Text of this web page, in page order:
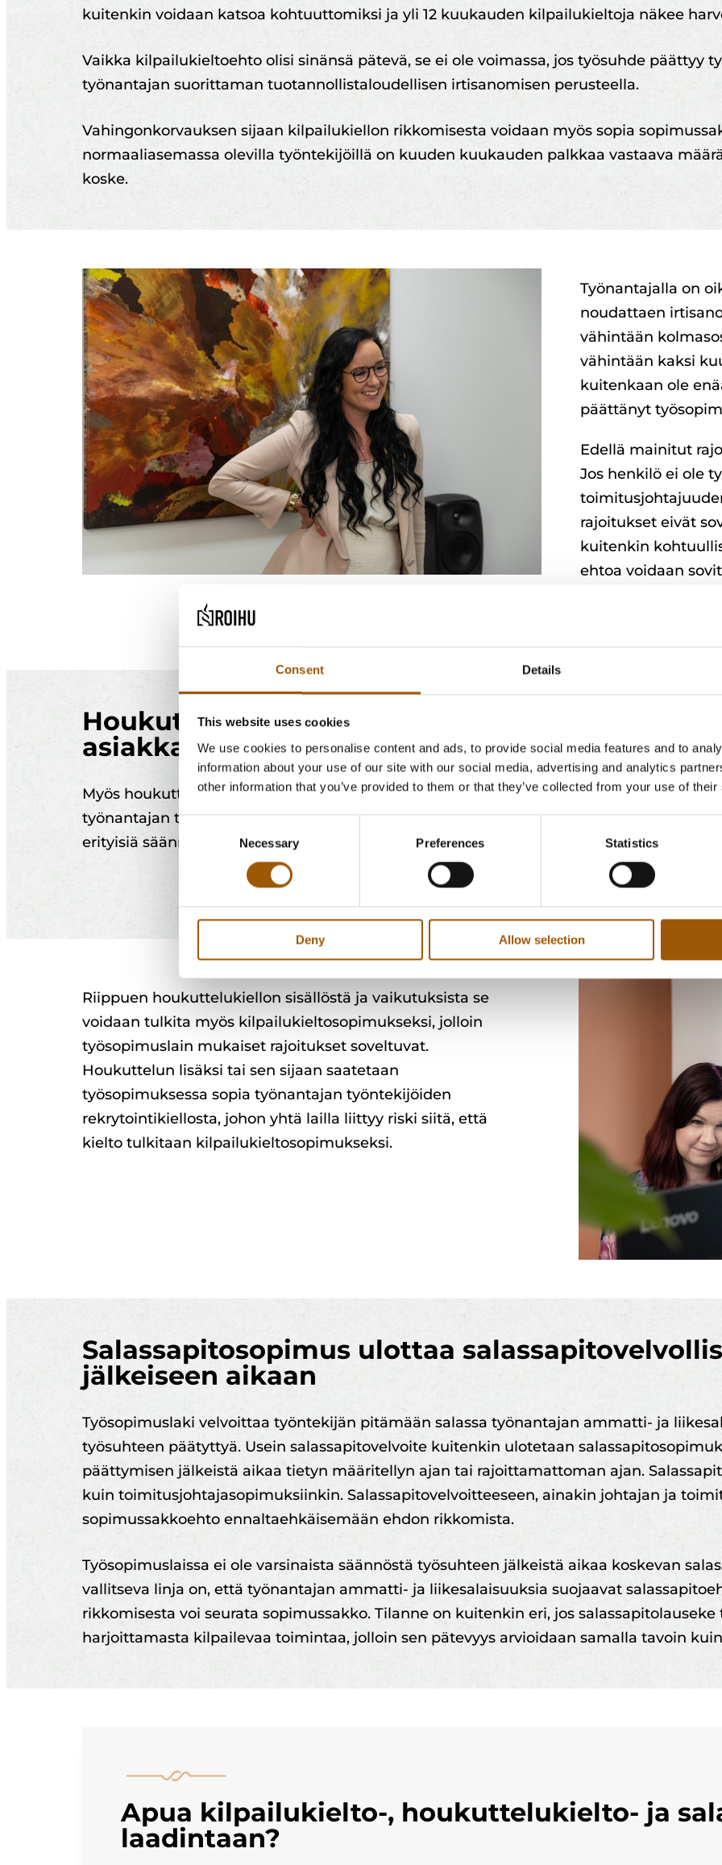
Consent Details
This website uses cookies
We use cookies to personalise content and ads, to provide social media features and to
information about your use of our site with our social media, advertising and analytics
other information that you’ve provided to them or that they’ve collected from your use of
Consent
Selection
Necessary Preferences Statistics
Deny Allow selection
kuitenkin voidaan katsoa kohtuuttomiksi ja yli 12 kuukauden kilpailukieltoja näkee
Vaikka kilpailukieltoehto olisi sinänsä pätevä, se ei ole voimassa, jos työsuhde päättyy
työnantajan suorittaman tuotannollistaloudellisen irtisanomisen perusteella.
Vahingonkorvauksen sijaan kilpailukiellon rikkomisesta voidaan myös sopia
normaaliasemassa olevilla työntekijöillä on kuuden kuukauden palkkaa vastaava
koske.
Työnantajalla on
noudattaen
vähintään
vähintään kaksi
kuitenkaan ole
päättänyt
Edellä mainitut
Jos henkilö ei ole
rajoitukset eivät
kuitenkin
ehtoa voidaan
Houkuttelukielto estää työntekijää viemästä
asiakkaita mukanaan
Myös houkuttelukiellot ovat tavallisia työ-, johtaja- ja toimitusjohtajasopimuksissa.
työnantajan työntekijöiden ja/tai asiakkaiden houkuttelu tietyn ajan työsuhteen
erityisiä säännöksiä houkuttelukiellosta, joten sen pätevyyttä ja merkitystä tulee
Riippuen houkuttelukiellon sisällöstä ja vaikutuksista se
voidaan tulkita myös kilpailukieltosopimukseksi, jolloin
työsopimuslain mukaiset rajoitukset soveltuvat.
Houkuttelun lisäksi tai sen sijaan saatetaan
työsopimuksessa sopia työnantajan työntekijöiden
rekrytointikiellosta, johon yhtä lailla liittyy riski siitä, että
kielto tulkitaan kilpailukieltosopimukseksi.
Salassapitosopimus ulottaa
jälkeiseen aikaan
Työsopimuslaki velvoittaa työntekijän pitämään salassa työnantajan ammatti- ja
työsuhteen päätyttyä. Usein salassapitovelvoite kuitenkin ulotetaan
päättymisen jälkeistä aikaa tietyn määritellyn ajan tai rajoittamattoman ajan.
kuin toimitusjohtajasopimuksiinkin. Salassapitovelvoitteeseen, ainakin johtajan ja
sopimussakkoehto ennaltaehkäisemään ehdon rikkomista.
Työsopimuslaissa ei ole varsinaista säännöstä työsuhteen jälkeistä aikaa koskevan
vallitseva linja on, että työnantajan ammatti- ja liikesalaisuuksia suojaavat
rikkomisesta voi seurata sopimussakko. Tilanne on kuitenkin eri, jos
harjoittamasta kilpailevaa toimintaa, jolloin sen pätevyys arvioidaan samalla tavoin
Apua kilpailukielto-, houkuttelukielto- ja
laadintaan?